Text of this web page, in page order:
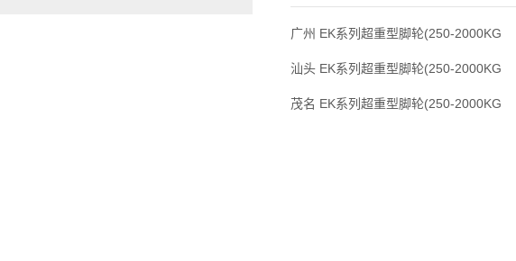
广州 EK系列超重型脚轮(250-2000KG
汕头 EK系列超重型脚轮(250-2000KG
茂名 EK系列超重型脚轮(250-2000KG